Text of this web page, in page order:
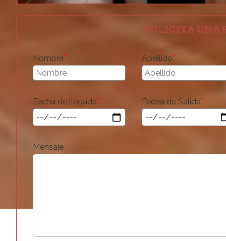
SOLICITA UNA
Nombre* Apellido*
Fecha de llegada* Fecha de Salida*
Mensaje